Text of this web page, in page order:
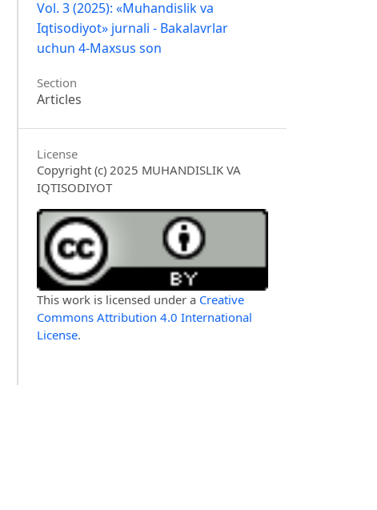
Vol. 3 (2025): «Muhandislik va
Iqtisodiyot» jurnali - Bakalavrlar
uchun 4-Maxsus son
Section
Articles
License
Copyright (c) 2025 MUHANDISLIK VA
IQTISODIYOT
This work is licensed under a Creative
Commons Attribution 4.0 International
License.